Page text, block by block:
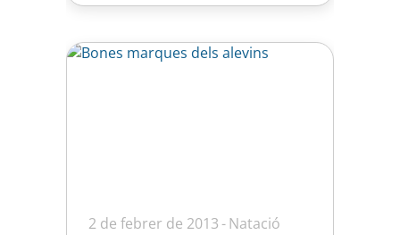
2 de febrer de 2013 Natació